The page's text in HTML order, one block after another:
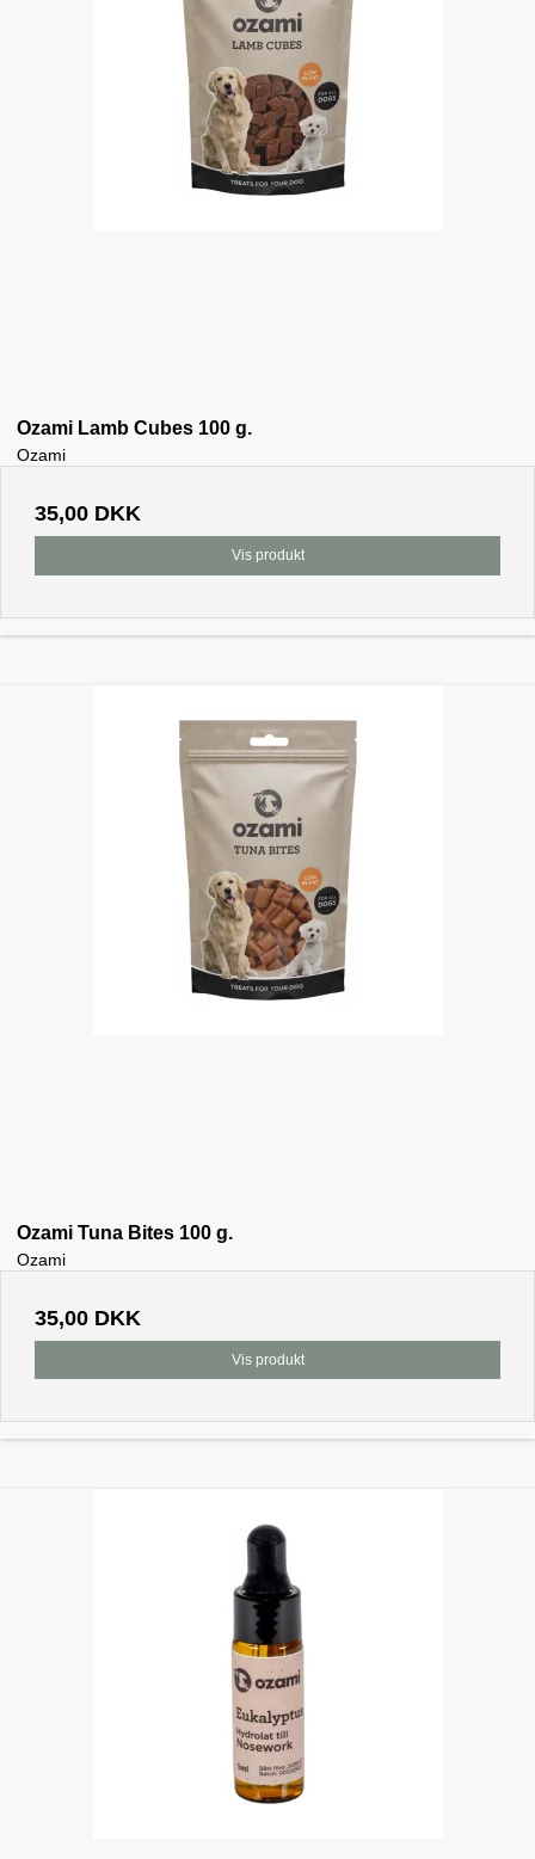
Ozami Lamb Cubes 100 g.
Ozami
35,00 DKK
Vis produkt
Ozami Tuna Bites 100 g.
Ozami
35,00 DKK
Vis produkt